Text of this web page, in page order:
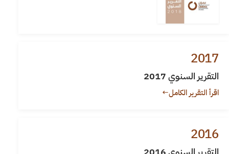
2017
التقرير السنوي 2017
اقرأ التقرير الكامل←
2016